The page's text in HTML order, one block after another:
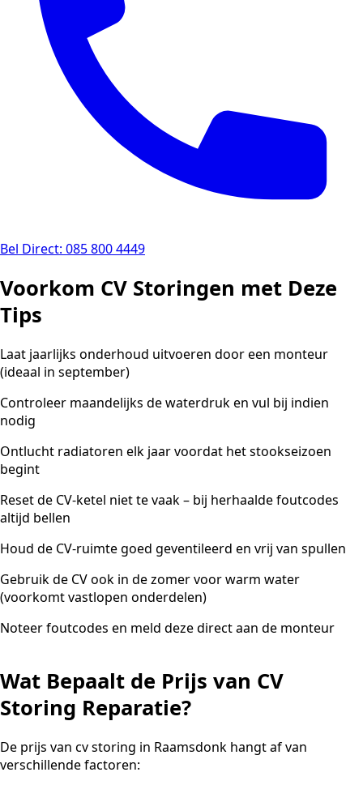
Bel Direct: 085 800 4449
Voorkom CV Storingen met Deze
Tips
Laat jaarlijks onderhoud uitvoeren door een monteur
(ideaal in september)
Controleer maandelijks de waterdruk en vul bij indien
nodig
Ontlucht radiatoren elk jaar voordat het stookseizoen
begint
Reset de CV-ketel niet te vaak – bij herhaalde foutcodes
altijd bellen
Houd de CV-ruimte goed geventileerd en vrij van spullen
Gebruik de CV ook in de zomer voor warm water
(voorkomt vastlopen onderdelen)
Noteer foutcodes en meld deze direct aan de monteur
Wat Bepaalt de Prijs van CV
Storing Reparatie?
De prijs van cv storing in Raamsdonk hangt af van
verschillende factoren: